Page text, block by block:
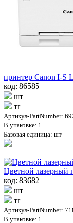
принтер Canon I-S
код: 86585
шт
тг
Артикул-PartNumber:
В упаковке: 1
Базовая единица: шт
Цветной лазерный
код: 83682
шт
тг
Артикул-PartNumber:
В упаковке: 1